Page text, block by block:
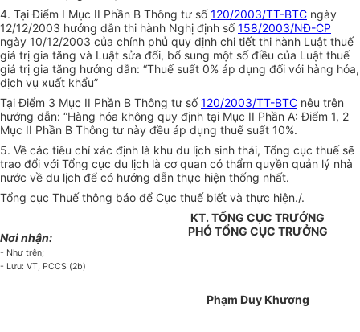
4. Tại Điểm I Mục II Phần B Thông tư số120/2003/TT-BTC ngày
12/12/2003 hướng dẫn thi hành Nghị định số158/2003/NĐ-CP
ngày 10/12/2003 của chính phủ quy định chi tiết thi hành Luật thuế
giá trị gia tăng và Luật sửa đổi, bổ sung một số điều của Luật thuế
giá trị gia tăng hướng dẫn: “Thuế suất 0% áp dụng đối với hàng hóa,
dịch vụ xuất khẩu”
Tại Điểm 3 Mục II Phần B Thông tư số120/2003/TT-BTC nêu trên
hướng dẫn: “Hàng hóa không quy định tại Mục II Phần A: Điểm 1, 2
Mục II Phần B Thông tư này đều áp dụng thuế suất 10%.
5. Về các tiêu chí xác định là khu du lịch sinh thái, Tổng cục thuế sẽ
trao đổi với Tổng cục du lịch là cơ quan có thẩm quyền quản lý nhà
nước về du lịch để có hướng dẫn thực hiện thống nhất.
Tổng cục Thuế thông báo để Cục thuế biết và thực hiện./.
Nơi nhận:
- Như trên;
- Lưu: VT, PCCS (2b)
KT. TỔNG CỤC TRƯỞNG
PHÓ TỔNG CỤC TRƯỞNG
Phạm Duy Khương